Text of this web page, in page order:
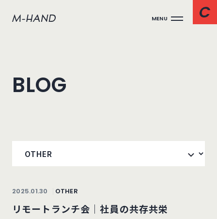
MENU
BLOG
2025.01.30 OTHER
リモートランチ会｜社員の共存共栄